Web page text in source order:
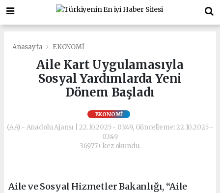
Anasayfa EKONOMİ
Aile Kart Uygulamasıyla
Sosyal Yardımlarda Yeni
Dönem Başladı
EKONOMİ
(AA) - Anadolu Ajansı | 22.10.2025 - 03:49, Güncelleme: 22.10.2025 -
03:49
36977+ kez okundu.
Aile ve Sosyal Hizmetler Bakanlığı, “Aile